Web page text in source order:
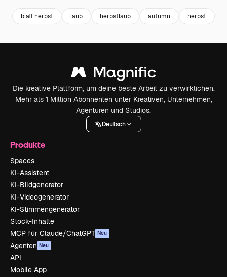
blatt herbst laub herbstlaub autumn herbst
Die kreative Plattform, um deine beste Arbeit zu verwirklichen.
Mehr als 1 Million Abonnenten unter Kreativen, Unternehmen,
Agenturen und Studios.
Deutsch
Produkte
Spaces
KI-Assistent
KI-Bildgenerator
KI-Videogenerator
KI-Stimmengenerator
Stock-Inhalte
MCP für Claude/ChatGPT Neu
Agenten Neu
API
Mobile App